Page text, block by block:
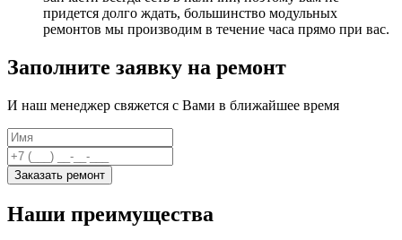
придется долго ждать, большинство модульных
ремонтов мы производим в течение часа прямо при вас.
Заполните заявку на ремонт
И наш менеджер свяжется с Вами в ближайшее время
Заказать ремонт
Наши преимущества